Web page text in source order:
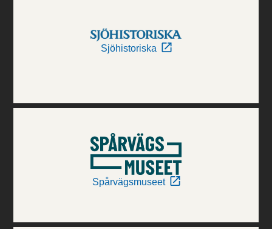
Sjöhistoriska
Spårvägsmuseet